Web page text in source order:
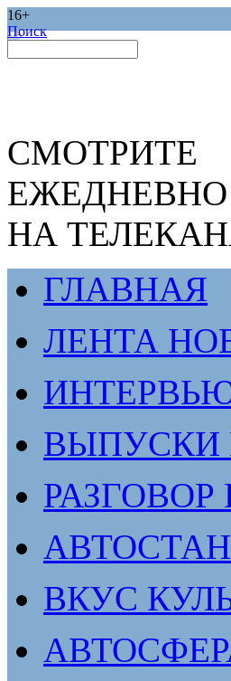
16+
Поиск
СМОТРИТЕ
ЕЖЕДНЕВНО
НА
ГЛАВНАЯ
ЛЕНТА
ВЫПУСКИ
ВКУС